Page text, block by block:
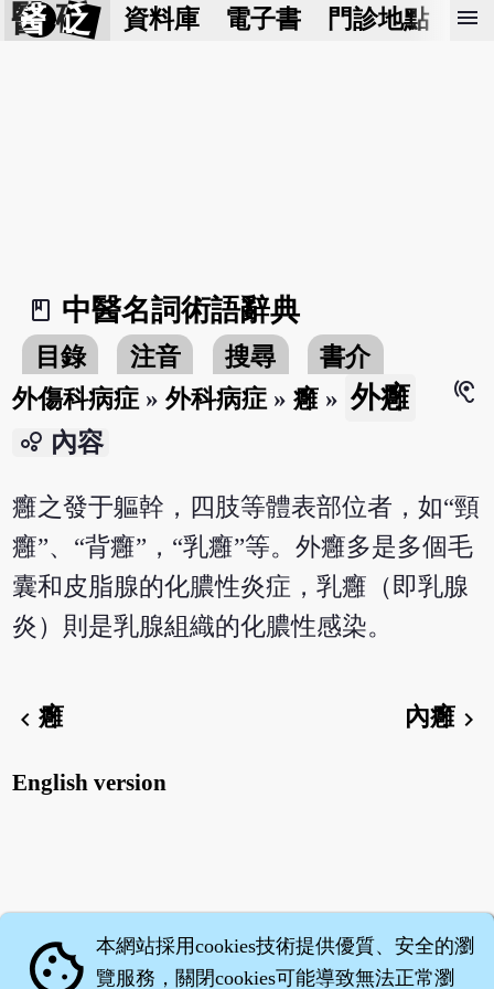
醫 砭 資料庫 電子書 門診地點 預
menu
book_2
中醫名詞術語辭典
目錄 注音 搜尋
書介
外傷科病症 »外科病症 »癰 » 外癰
hearing
bubble_chart 內容
癰之發于軀幹，四肢等體表部位者，如“頸
癰”、“背癰”，“乳癰”等。外癰多是多個毛
囊和皮脂腺的化膿性炎症，乳癰（即乳腺
炎）則是乳腺組織的化膿性感染。
chevron_left癰 內癰chevron_right
English version
cookie 本網站採用cookies技術提供優質、安全的瀏
覽服務，關閉cookies可能導致無法正常瀏